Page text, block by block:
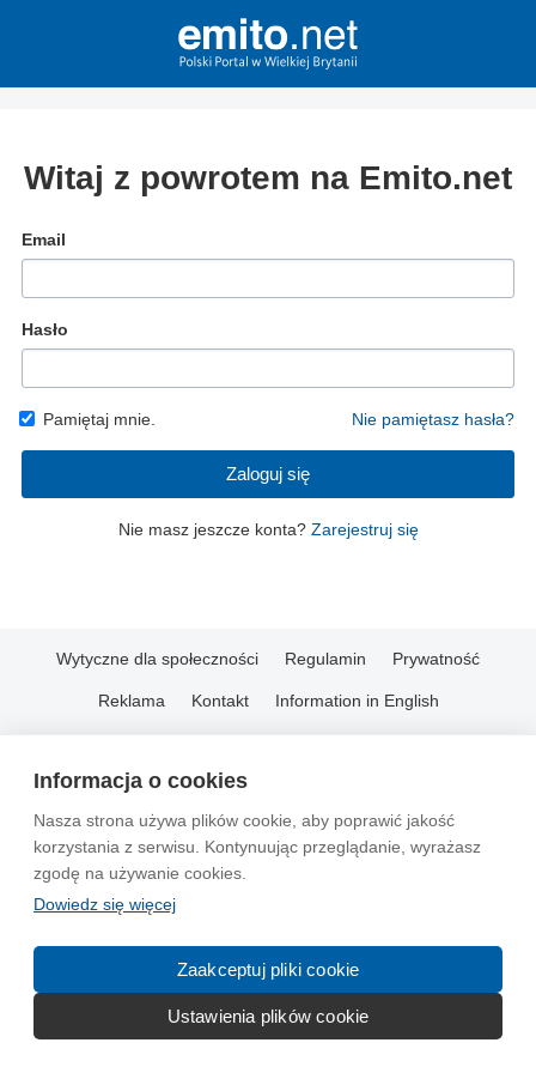
Informacja o cookies
Nasza strona używa plików cookie, aby poprawić jakość
korzystania z serwisu. Kontynuując przeglądanie, wyrażasz
zgodę na używanie cookies.
Dowiedz się więcej
Zaakceptuj pliki cookie
Ustawienia plików cookie
Witaj z powrotem na Emito.net
Email
Hasło
Pamiętaj mnie. Nie pamiętasz hasła?
Zaloguj się
Nie masz jeszcze konta? Zarejestruj się
Wytyczne dla społeczności Regulamin Prywatność
Reklama Kontakt Information in English